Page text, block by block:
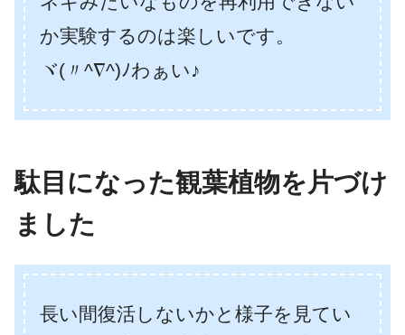
か実験するのは楽しいです。
ヾ(〃^∇^)ﾉわぁい♪
駄目になった観葉植物を片づけ
ました
長い間復活しないかと様子を見てい